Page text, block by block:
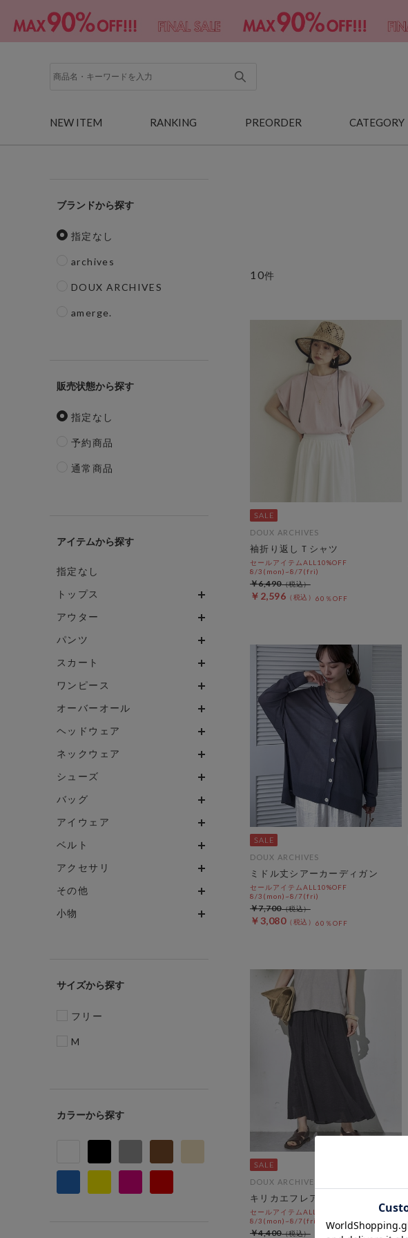
NEW ITEM RANKING PREORDER CATEGORY
ブランド
指定なし
archives
DOUX ARCHIVES
amerge.
販売状態
指定なし
予約商品
通常商品
アイテム
指定なし
トップス
アウター
パンツ
スカート
ワンピース
オーバーオール
ヘッドウェア
ネックウェア
シューズ
バッグ
アイウェア
ベルト
アクセサリ
その他
小物
サイズ
フリー
M
カラー
10件
DOUX ARCHIVES
袖折り返しＴシャツ
セールアイテムALL10%OFF
8/3(mon)~8/7(fri)
￥2,596 60％OFF
￥6,490
DOUX ARCHIVES
ミドル丈シアーカーディガン
セールアイテムALL10%OFF
8/3(mon)~8/7(fri)
￥3,080 60％OFF
￥7,700
DOUX ARCHIVES
キリカエフレアスカート
セールアイテムALL10%OFF
8/3(mon)~8/7(fri)
￥4,400